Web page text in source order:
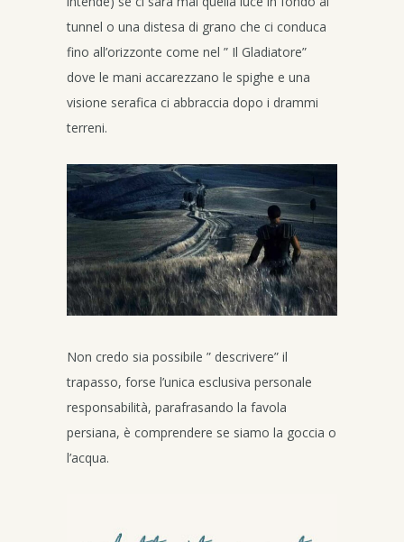
tunnel o una distesa di grano che ci conduca
fino all’orizzonte come nel ” Il Gladiatore”
dove le mani accarezzano le spighe e una
visione serafica ci abbraccia dopo i drammi
terreni.
Non credo sia possibile ” descrivere” il
trapasso, forse l’unica esclusiva personale
responsabilità, parafrasando la favola
persiana, è comprendere se siamo la goccia o
l’acqua.